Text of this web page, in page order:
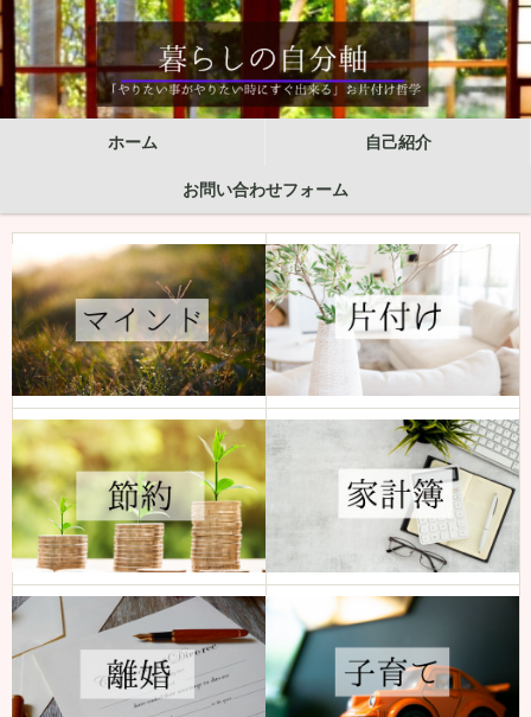
ホーム 自己紹介
お問い合わせフォーム